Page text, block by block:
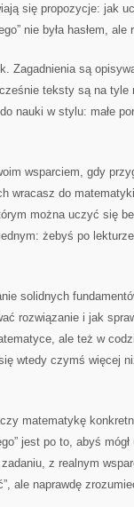
się propozycje: jak
nie była hasłem, ale
Zagadnienia są
teksty są na tyle
nauki w stylu: małe
wsparciem, gdy
wracasz do
można uczyć się
żebyś po lekturze
solidnych
rozwiązanie i jak
ale też w
wtedy czymś więcej
matematykę
jest po to, abyś
z realnym
ale naprawdę